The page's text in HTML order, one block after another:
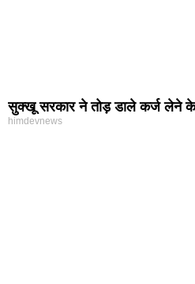
सुक्खू सरकार ने तोड़ डाले कर्ज लेने के
himdevnews